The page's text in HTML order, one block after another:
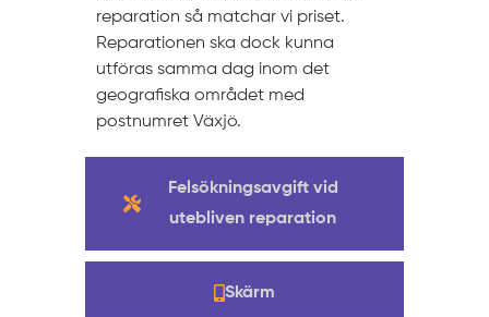
Felsökningsavgift vid
utebliven reparation
Skärm
reparation så matchar vi priset.
Reparationen ska dock kunna
utföras samma dag inom det
geografiska området med
postnumret Växjö.